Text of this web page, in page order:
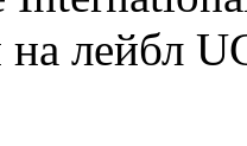
на лейбл